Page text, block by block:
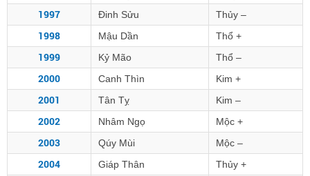
1997 Đinh Sửu Thủy –
1998 Mậu Dần Thổ +
1999 Kỷ Mão Thổ –
2000 Canh Thìn Kim +
2001 Tân Tỵ Kim –
2002 Nhâm Ngọ Mộc +
2003 Qúy Mùi Mộc –
2004 Giáp Thân Thủy +